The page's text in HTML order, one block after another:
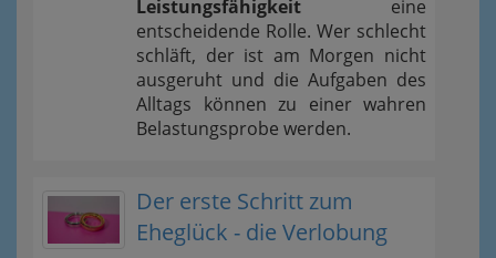
Leistungsfähigkeit eine
entscheidende Rolle. Wer schlecht
schläft, der ist am Morgen nicht
ausgeruht und die Aufgaben des
Alltags können zu einer wahren
Belastungsprobe werden.
Der erste Schritt zum
Eheglück - die Verlobung